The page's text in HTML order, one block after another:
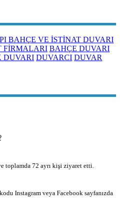
BAHÇE VE İSTİNAT DUVARI
FİRMALARI BAHÇE DUVARI
DUVARI DUVARCI DUVAR
toplamda 72 ayrı kişi ziyaret etti.
Instagram veya Facebook sayfanızda